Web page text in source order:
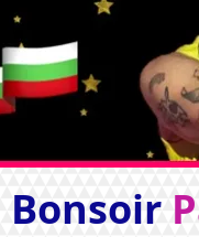
Bonsoir